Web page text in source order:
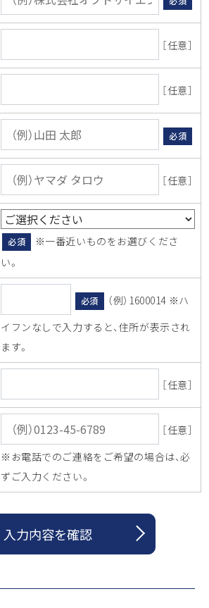
［任意］
［任意］
必須
［任意］
必須
※一番近いものをお選びくださ
い。
必須
（例）1600014 ※ハ
イフンなしで入力すると、住所が表示され
ます。
［任意］
［任意］
※お電話でのご連絡をご希望の場合は、必
ずご入力ください。
入力内容を確認